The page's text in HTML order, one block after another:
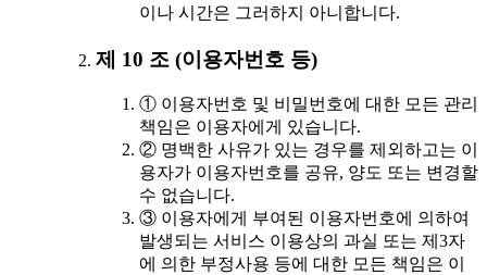
이나 시간은 그러하지 아니합니다.
제 10 조 (이용자번호 등)
① 이용자번호 및 비밀번호에 대한 모든 관리
책임은 이용자에게 있습니다.
② 명백한 사유가 있는 경우를 제외하고는 이
용자가 이용자번호를 공유, 양도 또는 변경할
수 없습니다.
③ 이용자에게 부여된 이용자번호에 의하여
발생되는 서비스 이용상의 과실 또는 제3자
에 의한 부정사용 등에 대한 모든 책임은 이